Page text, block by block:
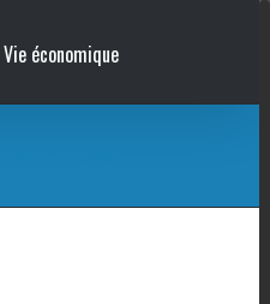
Vie économique